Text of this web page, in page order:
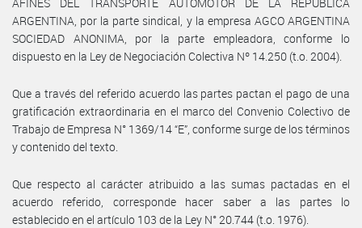
ARGENTINA, por la parte sindical, y la empresa AGCO ARGENTINA
SOCIEDAD ANONIMA, por la parte empleadora, conforme lo
dispuesto en la Ley de Negociación Colectiva Nº 14.250 (t.o. 2004).
Que a través del referido acuerdo las partes pactan el pago de una
gratificación extraordinaria en el marco del Convenio Colectivo de
Trabajo de Empresa N° 1369/14 “E”, conforme surge de los términos
y contenido del texto.
Que respecto al carácter atribuido a las sumas pactadas en el
acuerdo referido, corresponde hacer saber a las partes lo
establecido en el artículo 103 de la Ley N° 20.744 (t.o. 1976).